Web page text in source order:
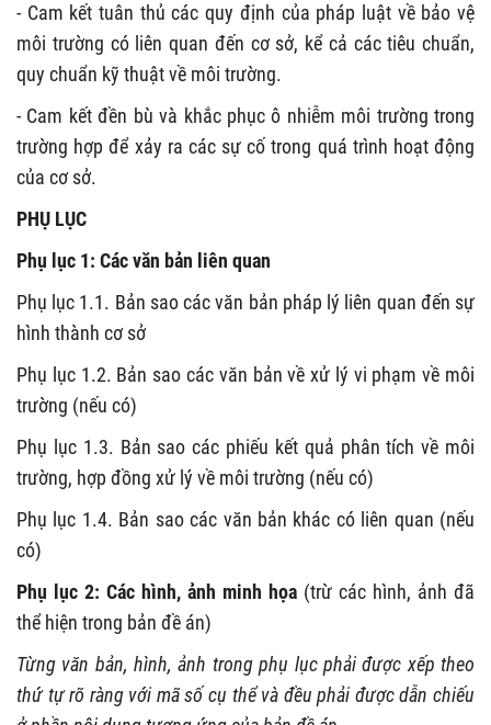
- Cam kết tuân thủ các quy định của pháp luật về bảo vệ
môi trường có liên quan đến cơ sở, kể cả các tiêu chuẩn,
quy chuẩn kỹ thuật về môi trường.
- Cam kết đền bù và khắc phục ô nhiễm môi trường trong
trường hợp để xảy ra các sự cố trong quá trình hoạt động
của cơ sở.
PHỤ LỤC
Phụ lục 1: Các văn bản liên quan
Phụ lục 1.1. Bản sao các văn bản pháp lý liên quan đến sự
hình thành cơ sở
Phụ lục 1.2. Bản sao các văn bản về xử lý vi phạm về môi
trường (nếu có)
Phụ lục 1.3. Bản sao các phiếu kết quả phân tích về môi
trường, hợp đồng xử lý về môi trường (nếu có)
Phụ lục 1.4. Bản sao các văn bản khác có liên quan (nếu
có)
Phụ lục 2: Các hình, ảnh minh họa (trừ các hình, ảnh đã
thể hiện trong bản đề án)
Từng văn bản, hình, ảnh trong phụ lục phải được xếp theo
thứ tự rõ ràng với mã số cụ thể và đều phải được dẫn chiếu